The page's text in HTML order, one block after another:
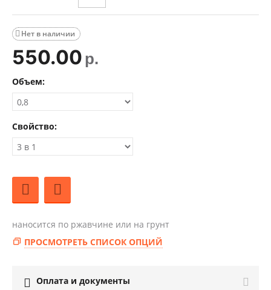
Нет в наличии

550.00 р.
Объем:
Свойство:
наносится по ржавчине или на грунт
ПРОСМОТРЕТЬ СПИСОК ОПЦИЙ
 Оплата и документы